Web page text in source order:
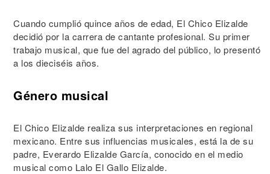
Cuando cumplió quince años de edad, El Chico Elizalde
decidió por la carrera de cantante profesional. Su primer
trabajo musical, que fue del agrado del público, lo presentó
a los dieciséis años.
Género musical
El Chico Elizalde realiza sus interpretaciones en regional
mexicano. Entre sus influencias musicales, está la de su
padre, Everardo Elizalde García, conocido en el medio
musical como Lalo El Gallo Elizalde.